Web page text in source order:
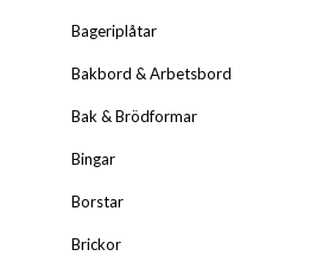
Bageriplåtar
Bakbord & Arbetsbord
Bak & Brödformar
Bingar
Borstar
Brickor